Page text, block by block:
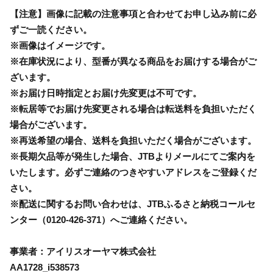
【注意】画像に記載の注意事項と合わせてお申し込み前に必
ずご一読ください。
※画像はイメージです。
※在庫状況により、型番が異なる商品をお届けする場合がご
ざいます。
※お届け日時指定とお届け先変更は不可です。
※転居等でお届け先変更される場合は転送料を負担いただく
場合がございます。
※再送希望の場合、送料を負担いただく場合がございます。
※長期欠品等が発生した場合、JTBよりメールにてご案内を
いたします。必ずご連絡のつきやすいアドレスをご登録くだ
さい。
※配送に関するお問い合わせは、JTBふるさと納税コールセ
ンター（0120-426-371）へご連絡ください。
事業者：アイリスオーヤマ株式会社
AA1728_i538573